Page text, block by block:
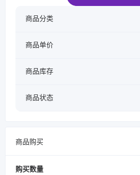
商品分类
商品单价
商品库存
商品状态
商品购买
购买数量